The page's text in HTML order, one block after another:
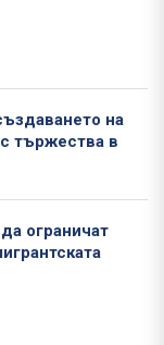
на
тържества в
ограничат